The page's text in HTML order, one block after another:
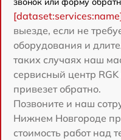
выезде, если не
оборудования и
таких случаях наш
сервисный центр
привезет обратно.
Позвоните и наш
Нижнем Новгороде
стоимость работ над